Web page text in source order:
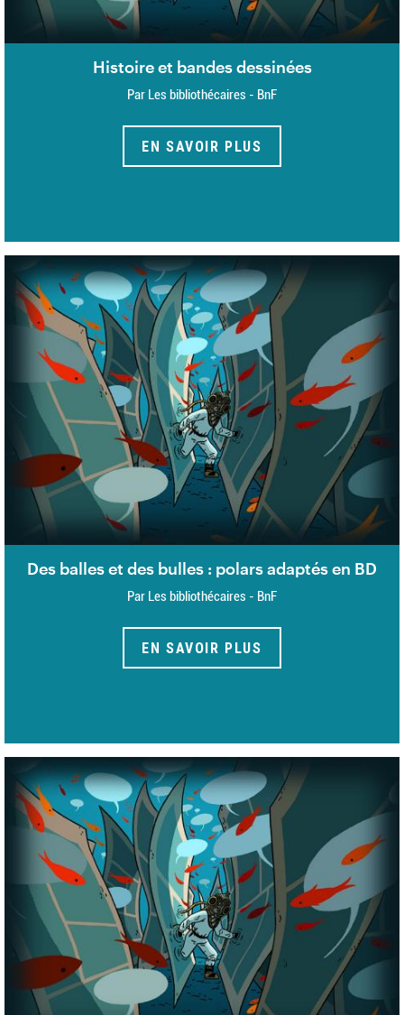
Histoire et bandes dessinées
Par Les bibliothécaires - BnF
EN SAVOIR PLUS
Des balles et des bulles : polars adaptés en BD
Par Les bibliothécaires - BnF
EN SAVOIR PLUS